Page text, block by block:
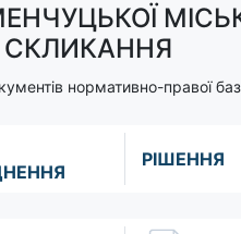
СКЛИКАННЯ
нормативно-правої
РІШЕННЯ